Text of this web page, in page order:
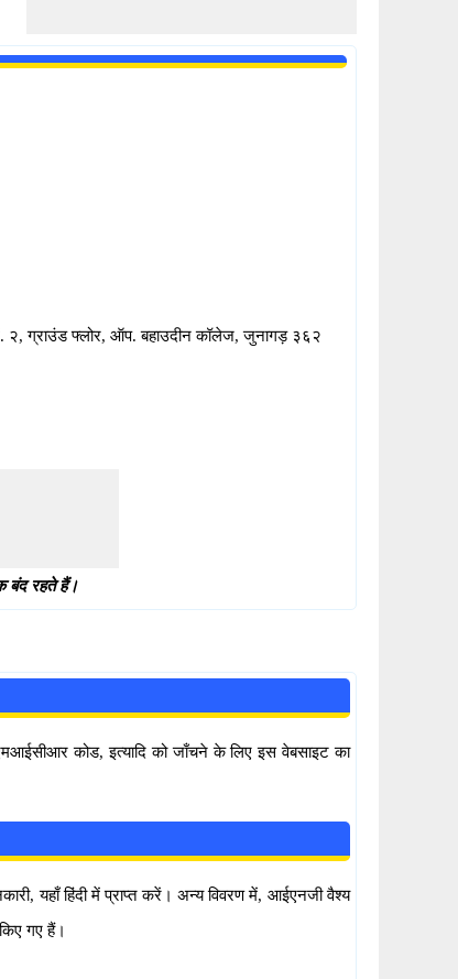
२, ग्राउंड फ्लोर, ऑप. बहाउदीन कॉलेज, जुनागड़ ३६२
बंद रहते हैं।
कोड, इत्यादि को जाँचने के लिए इस वेबसाइट का
यहाँ हिंदी में प्राप्त करें। अन्य विवरण में, आईएनजी वैश्य
गए हैं।